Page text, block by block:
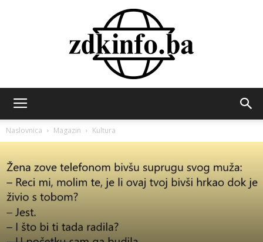
INFO
Naslovnica Magazin Kultura